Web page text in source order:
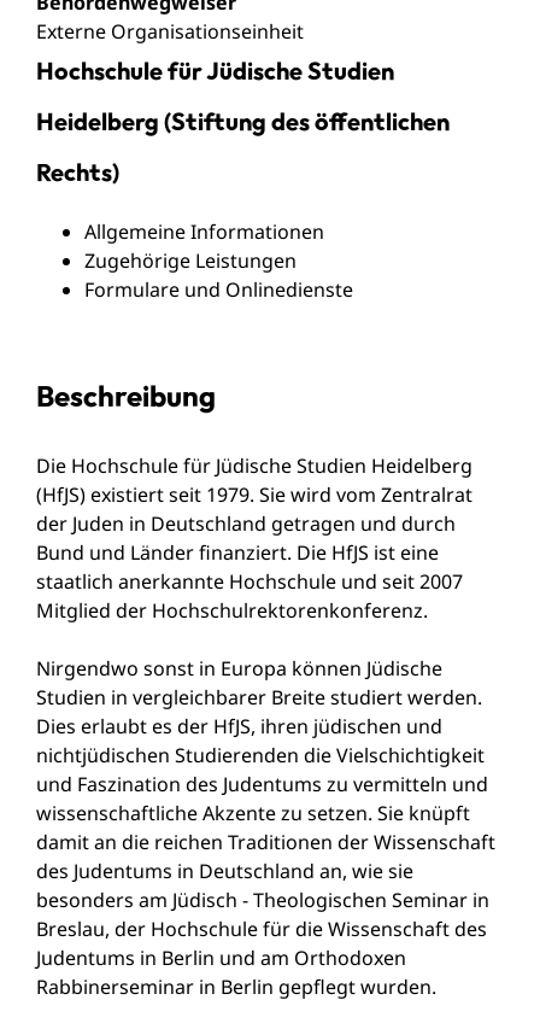
Externe Organisationseinheit
Hochschule für Jüdische Studien
Heidelberg (Stiftung des öffentlichen
Rechts)
Allgemeine Informationen
Zugehörige Leistungen
Formulare und Onlinedienste
Beschreibung
Die Hochschule für Jüdische Studien Heidelberg
(HfJS) existiert seit 1979. Sie wird vom Zentralrat
der Juden in Deutschland getragen und durch
Bund und Länder finanziert. Die HfJS ist eine
staatlich anerkannte Hochschule und seit 2007
Mitglied der Hochschulrektorenkonferenz.
Nirgendwo sonst in Europa können Jüdische
Studien in vergleichbarer Breite studiert werden.
Dies erlaubt es der HfJS, ihren jüdischen und
nichtjüdischen Studierenden die Vielschichtigkeit
und Faszination des Judentums zu vermitteln und
wissenschaftliche Akzente zu setzen. Sie knüpft
damit an die reichen Traditionen der Wissenschaft
des Judentums in Deutschland an, wie sie
besonders am Jüdisch - Theologischen Seminar in
Breslau, der Hochschule für die Wissenschaft des
Judentums in Berlin und am Orthodoxen
Rabbinerseminar in Berlin gepflegt wurden.